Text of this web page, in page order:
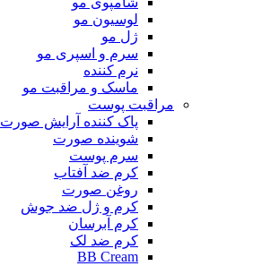
لوسیون مو
ژل مو
سرم و اسپری مو
نرم کننده
ماسک و مراقبت مو
مراقبت پوست
پاک کننده آرایش صورت
شوینده صورت
سرم پوست
کرم ضد آفتاب
روغن صورت
کرم و ژل ضد جوش
کرم آبرسان
کرم ضد لک
BB Cream